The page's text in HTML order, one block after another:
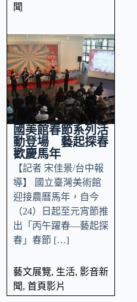
聞
國美館春節系列活
動登場 藝起探春
歡慶馬年
【記者 宋佳景/台中報
導】 國立臺灣美術館
迎接農曆馬年，自今
（24）日起至元宵節推
出「丙午躍春—藝起探
春」春節 […]
藝文展覽, 生活, 影音新
聞, 首頁影片